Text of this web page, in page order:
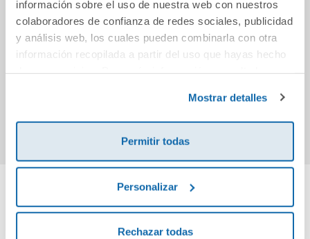
información sobre el uso de nuestra web con nuestros
colaboradores de confianza de redes sociales, publicidad
y análisis web, los cuales pueden combinarla con otra
información recopilada a partir del uso que hayas hecho
Mostrar detalles
Permitir todas
Personalizar
Rechazar todas
Volver a empezar
(It Starts with Us)
Los claustros
Te
Jesús
Cuéntanos tu opinión